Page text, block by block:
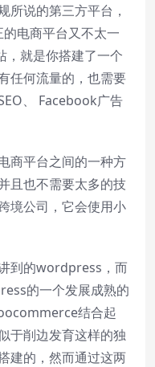
will
所说的第三方平台，
电商平台又不太一
就是你搭建了一个
任何流量的，也需要
、 Facebook广告
商平台之间的一种方
且也不需要太多的技
境公司，它会使用小
到的wordpress，而
的一个发展成熟的
结合起
于削边发育这样的独
建的，然而通过这两